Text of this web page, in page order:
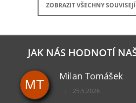
ZOBRAZIT VŠECHNY
JAK NÁS HODNOTÍ
MT
Milan Tomášek
Hodnocení obchodu je 5 z 5
| 25.5.2026